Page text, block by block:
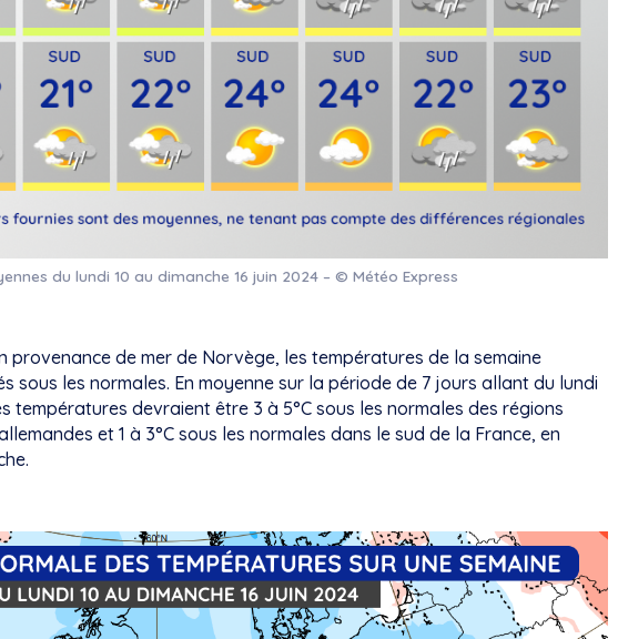
du lundi 10 au dimanche 16 juin 2024 – © Météo Express
provenance de mer de Norvège, les températures de la semaine
sous les normales. En moyenne sur la période de 7 jours allant du lundi
températures devraient être 3 à 5°C sous les normales des régions
et 1 à 3°C sous les normales dans le sud de la France, en